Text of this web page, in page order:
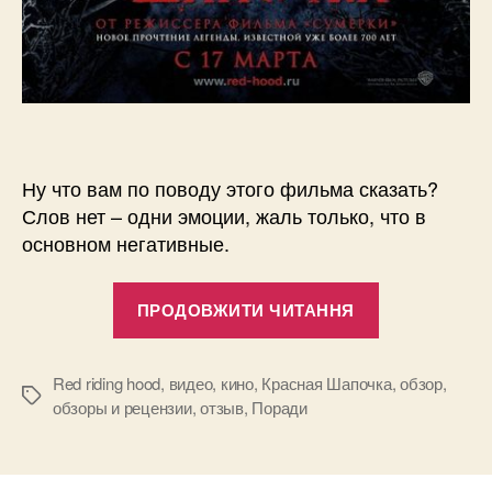
Ну что вам по поводу этого фильма сказать?
Слов нет – одни эмоции, жаль только, что в
основном негативные.
ПРОДОВЖИТИ ЧИТАННЯ
hood”
Позначки
Red riding hood, видео, кино, Красная Шапочка,обзор,
обзоры и рецензии,отзыв, Поради